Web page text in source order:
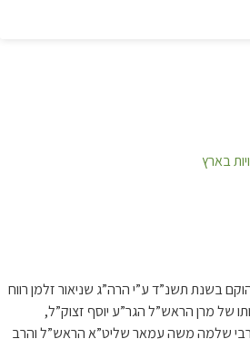
בשנת תשנ”ד ע”י הרה”ג שניאור זלמן רווח
של מרן הראש”ל הגר”ע יוסף זצוק”ל,
שלמה משה עמאר שליט”א הראש”ל והרב